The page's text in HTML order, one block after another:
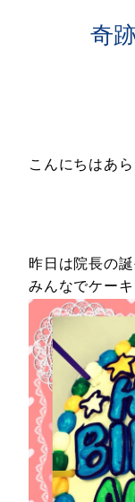
奇
こんにちはあ
昨日は院長の
みんなでケー